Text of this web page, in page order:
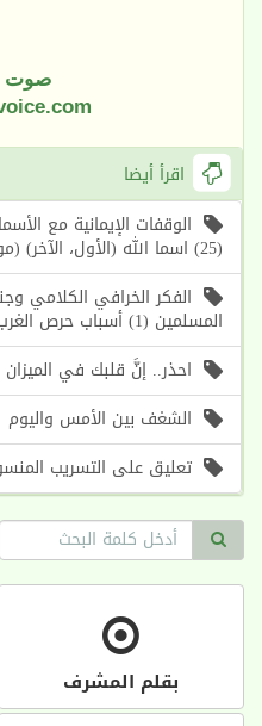
صوت
اقرأ أيضا
الوقفات الإيمانية مع
(25) اسما الله (الأول، الآخر) (موعظة الأسبوع)
الفكر الخرافي الكلامي
المسلمين (1) أسباب حرص الغرب على إحياء هذا الفكر (1)
احذر.. إنَّ قلبك في الميزان
الشغف بين الأمس واليوم
تعليق على التسريب
بقلم المشرف